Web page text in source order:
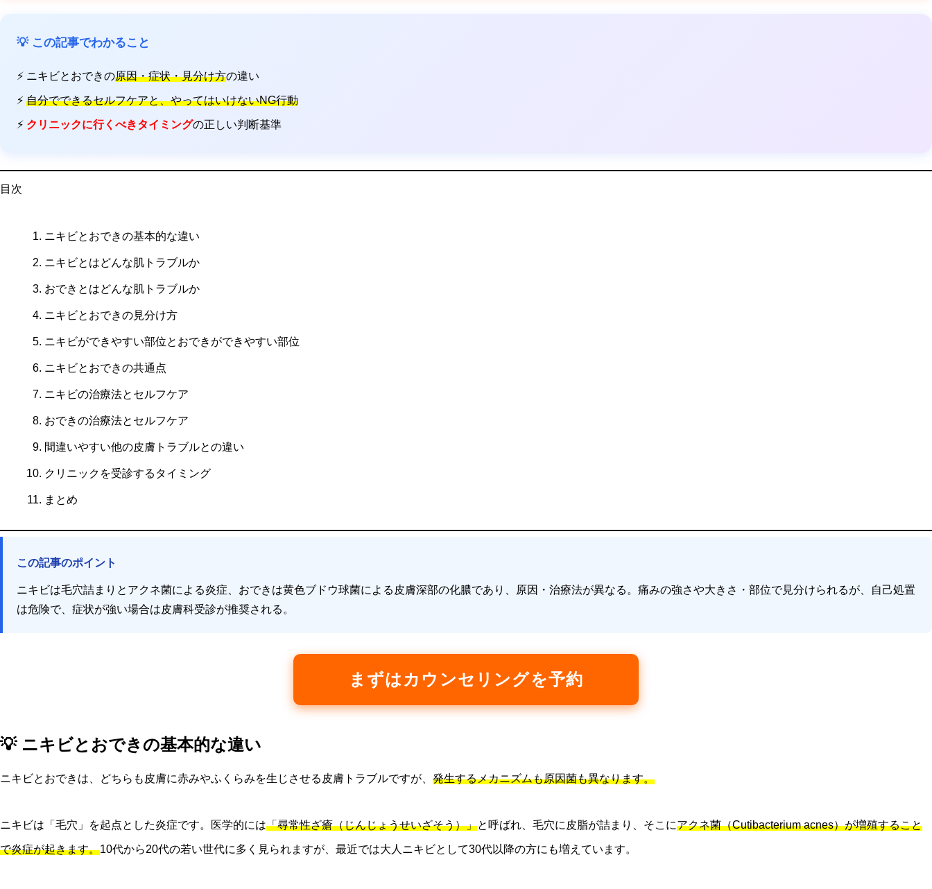
💡 この記事でわかること
⚡ ニキビとおできの原因・症状・見分け方の違い
⚡ 自分でできるセルフケアと、やってはいけないNG行動
⚡ クリニックに行くべきタイミングの正しい判断基準
目次
ニキビとおできの基本的な違い
ニキビとはどんな肌トラブルか
おできとはどんな肌トラブルか
ニキビとおできの見分け方
ニキビができやすい部位とおできができやすい部位
ニキビとおできの共通点
ニキビの治療法とセルフケア
おできの治療法とセルフケア
間違いやすい他の皮膚トラブルとの違い
クリニックを受診するタイミング
まとめ
この記事のポイント
ニキビは毛穴詰まりとアクネ菌による炎症、おできは黄色ブドウ球菌による皮膚深部の化膿であり、原因・治療法が異なる。痛みの強さや大きさ・部位で見分けられるが、自己処置
は危険で、症状が強い場合は皮膚科受診が推奨される。
まずはカウンセリングを予約
💡 ニキビとおできの基本的な違い
ニキビとおできは、どちらも皮膚に赤みやふくらみを生じさせる皮膚トラブルですが、 発生するメカニズムも原因菌も異なります。
ニキビは「毛穴」を起点とした炎症です。医学的には「尋常性ざ瘡（じんじょうせいざそう）」と呼ばれ、毛穴に皮脂が詰まり、そこにアクネ菌（Cutibacterium acnes）が増殖すること
で炎症が起きます。10代から20代の若い世代に多く見られますが、最近では大人ニキビとして30代以降の方にも増えています。